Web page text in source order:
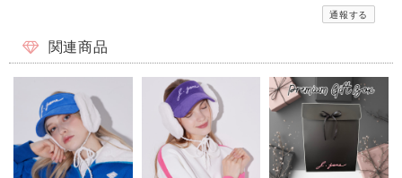
通報する
関連商品